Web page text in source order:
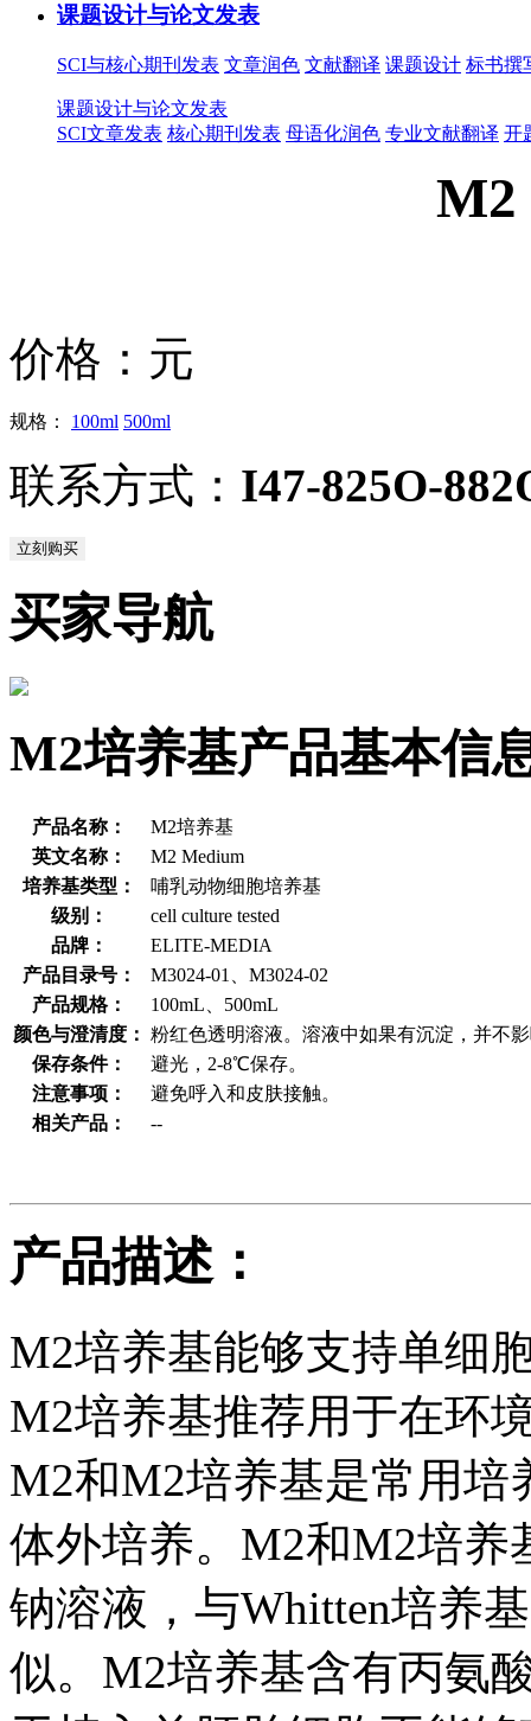
课题设计与论文发表
SCI与核心期刊发表 文章润色 文献翻译 课题设计 标书撰
课题设计与论文发表
SCI文章发表 核心期刊发表 母语化润色 专业文献翻译 开
M2
价格： 元
规格： 100ml 500ml
联系方式： I47-825O-
立刻购买
买家导航
M2培养基产品基本信
产品名称：
M2培养基
英文名称：
M2 Medium
培养基类型：
哺乳动物细胞培养基
级别：
cell culture tested
品牌：
ELITE-MEDIA
产品目录号：
M3024-01、M3024-02
产品规格：
100mL、500mL
颜色与澄清度： 粉红色透明溶液。溶液中如果有沉淀，并不
保存条件：
避光，2-8℃保存。
注意事项：
避免呼入和皮肤接触。
相关产品：
--
产品描述：
M2培养基能够支持单细
M2培养基推荐用于在环
M2和M2培养基是常用培
体外培养。M2和M2培养
钠溶液，与Whitten培养
似。M2培养基含有丙氨